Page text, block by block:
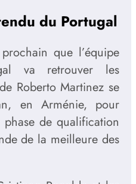
du Portugal
que l’équipe
va retrouver les
Roberto Martinez se
en Arménie, pour
de qualification
de la meilleure des